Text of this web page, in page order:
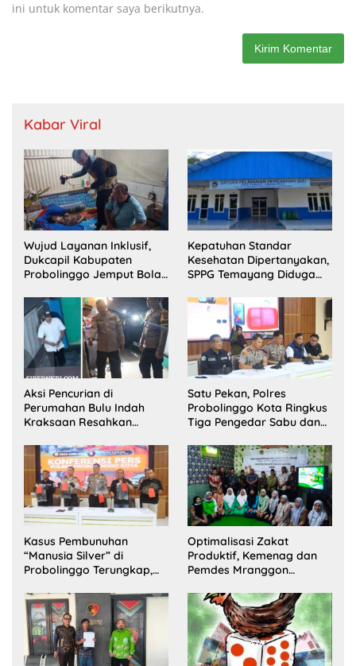
ini untuk komentar saya berikutnya.
Kabar Viral
Wujud Layanan Inklusif,
Dukcapil Kabupaten
Probolinggo Jemput Bola
Disabilitas di Dringu
Kepatuhan Standar
Kesehatan Dipertanyakan,
SPPG Temayang Diduga
Aksi Pencurian di
Perumahan Bulu Indah
Kraksaan Resahkan
Satu Pekan, Polres
Probolinggo Kota Ringkus
Tiga Pengedar Sabu dan
Kasus Pembunuhan
“Manusia Silver” di
Probolinggo Terungkap,
Satu Buron
Optimalisasi Zakat
Produktif, Kemenag dan
Pemdes Mranggon
Pelaksana Kampung
Zakat